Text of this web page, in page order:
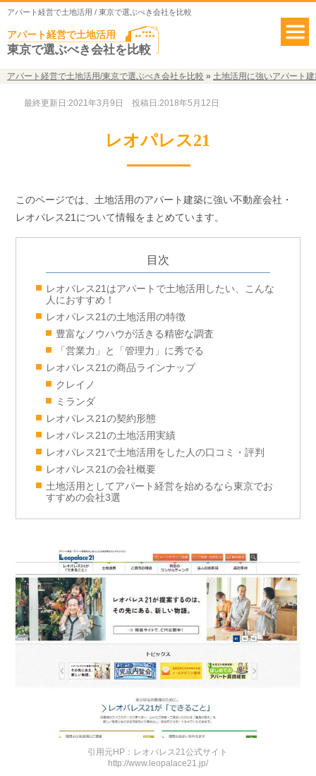
アパート経営で土地活用 / 東京で選ぶべき会社を比較
アパート経営で土地活用
東京で選ぶべき会社を比較
アパート経営で土地活用/東京で選ぶべき会社を比較 » 土地活用に強いアパート
最終更新日:2021年3月9日 投稿日:2018年5月12日
レオパレス21
このページでは、土地活用のアパート建築に強い不動産会社・
レオパレス21について情報をまとめています。
レオパレス21はアパートで土地活用したい、こんな
人におすすめ！
レオパレス21の土地活用の特徴
豊富なノウハウが活きる精密な調査
「営業力」と「管理力」に秀でる
レオパレス21の商品ラインナップ
クレイノ
ミランダ
レオパレス21の契約形態
レオパレス21の土地活用実績
レオパレス21で土地活用をした人の口コミ・評判
レオパレス21の会社概要
土地活用としてアパート経営を始めるなら東京でお
すすめの会社3選
引用元HP：レオパレス21公式サイト
http://www.leopalace21.jp/